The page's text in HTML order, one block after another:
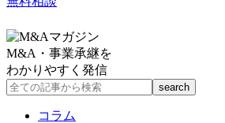
M&A・事業承継を
わかりやすく発信
コラム